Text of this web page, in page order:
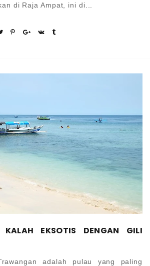
di Raja Ampat, ini di...
EKSOTIS DENGAN GILI
adalah pulau yang paling